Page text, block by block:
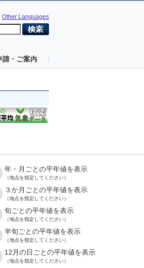
Other Languages
請・ご案内
年・月ごとの平年値を表示
（地点を指定してください）
３か月ごとの平年値を表示
（地点を指定してください）
旬ごとの平年値を表示
（地点を指定してください）
半旬ごとの平年値を表示
（地点を指定してください）
12月の日ごとの平年値を表示
（地点を指定してください）